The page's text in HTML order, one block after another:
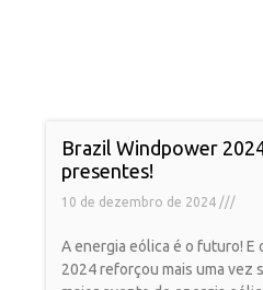
Brazil Windpower
presentes!
10 de dezembro de 2024
A energia eólica é o futuro!
2024 reforçou mais uma vez